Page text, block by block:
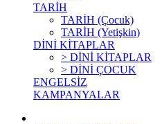
TARİH
TARİH (Çocuk)
TARİH (Yetişkin)
DİNİ KİTAPLAR
> DİNİ KİTAPLAR
> DİNİ ÇOCUK
ENGELSİZ
KAMPANYALAR